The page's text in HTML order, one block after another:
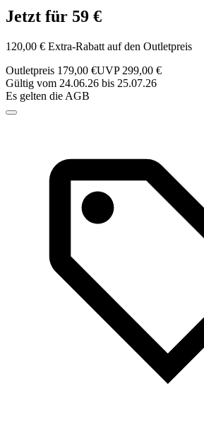
Jetzt für 59 €
120,00 € Extra-Rabatt auf den Outletpreis
Outletpreis 179,00 €UVP 299,00 €
Gültig vom 24.06.26 bis 25.07.26
Es gelten die AGB